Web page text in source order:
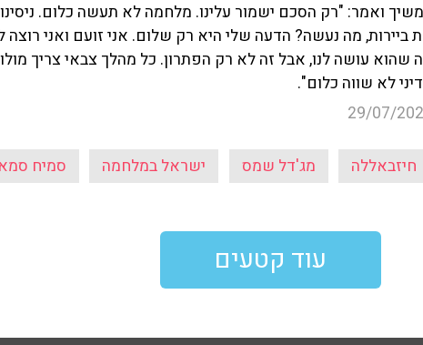
ואמר: "רק הסכם ישמור עלינו. מלחמה לא תעשה כלום.
ביירות, מה נעשה? הדעה שלי היא רק שלום. אני זועם ואני רוצה
שהוא עושה לנו, אבל זה לא רק הפתרון. כל מהלך צבאי צריך
לא שווה כלום".
29/07/
חיזבאללה מג'דל שמס ישראל במלחמה סמיח
עוד קטעים